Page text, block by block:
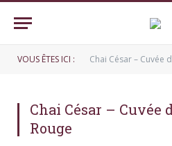
VOUS ÊTES ICI : Chai César – Cuvée
Chai César – Cuvée
Rouge